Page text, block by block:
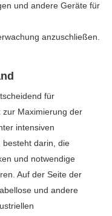
und andere Geräte für
anzuschließen.
für
zur Maximierung der
intensiven
besteht darin, die
und notwendige
Auf der Seite der
und andere